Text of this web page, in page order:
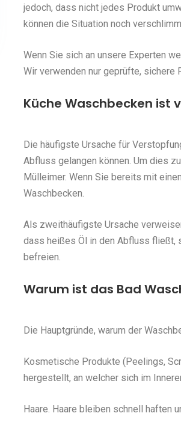
jedoch, dass nicht jedes Produkt
können die Situation noch
Wenn Sie sich an unsere Experten
Wir verwenden nur geprüfte, sichere
Küche Waschbecken ist
Die häufigste Ursache für
Abfluss gelangen können. Um dies
Mülleimer. Wenn Sie bereits mit
Waschbecken.
Als zweithäufigste Ursache
dass heißes Öl in den Abfluss fließt,
befreien.
Warum ist das Bad
Die Hauptgründe, warum der
Kosmetische Produkte (Peelings,
hergestellt, an welcher sich im
Haare. Haare bleiben schnell haften